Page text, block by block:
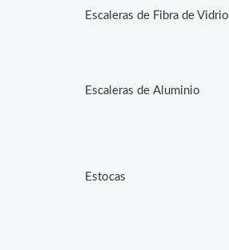
Escaleras de Fibra de Vidrio
Escaleras de Aluminio
Estocas